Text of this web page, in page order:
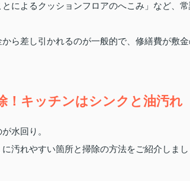
とによるクッションフロアのへこみ」など、
ら差し引かれるのが一般的で、修繕費が敷
！キッチンはシンクと油汚れ
水回り。
汚れやすい箇所と掃除の方法をご紹介しまし